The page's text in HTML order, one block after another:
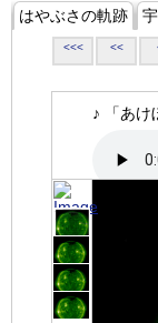
はやぶさの軌跡
<<< <<
♪ 「あけ